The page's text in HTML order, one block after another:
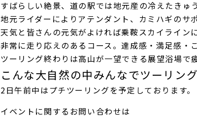
すばらしい絶景、道の駅では地元産の冷えたきゅ
地元ライダーによりアテンダント、カミハギのサ
天気と皆さんの元気がよければ乗鞍スカイライン
非常に走り応えのあるコース。達成感・満足感・
ツーリング終わりは高山が一望できる展望浴場で
こんな大自然の中みんなでツーリン
2日午前中はプチツーリングを予定しております。
イベントに関するお問い合わせは